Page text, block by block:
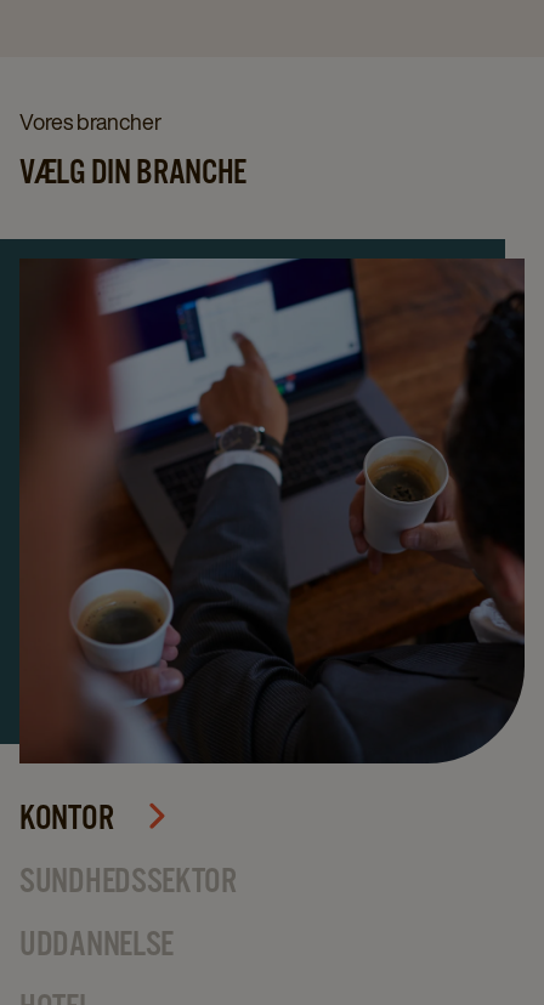
Vores brancher
VÆLG DIN BRANCHE
KONTOR
SUNDHEDSSEKTOR
UDDANNELSE